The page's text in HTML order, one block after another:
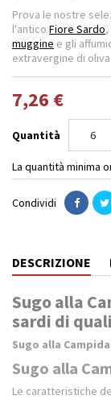
Prova le nostre
l'antico Fiore Sardo
muggine e gli
extravergine di oliva
7,26 €
Quantità
La quantità minima
Condividi
DESCRIZIONE
Sugo alla
sardi di
Sugo alla
Sugo alla
Le caratteristiche